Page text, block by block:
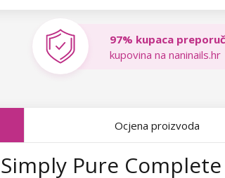
97% kupaca
kupovina na naninails.hr
Pure Complete
Ocjena proizvoda